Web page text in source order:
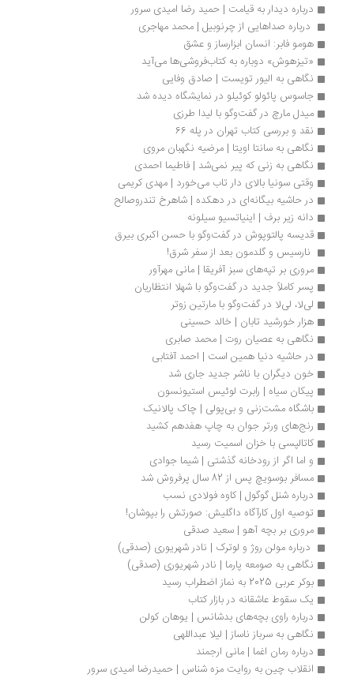
درباره دیدار به قیامت | حمید رضا امیدی سرور
درباره صداهایی از چرنوبیل | محمد مهاجری
هومو فابر: انسان ابزارساز و عشق
«تیزهوش» دوباره به کتاب‌فروشی‌ها می‌آید
نگاهی به الیور تویست | صادق وفایی
جاسوس پائولو کوئیلو در نمایشگاه دیده شد
میدل مارچ در گفت‌وگو با لیدا طرزی
نقد و بررسی کتاب تهران در پله 66
نگاهی به سانتا اویتا | مرضیه نگهبان مروی
نگاهی به زنی که پیر نمی‌شد | فاطیما احمدی
وقتی سونیا بالای‌ دار تاب می‌خورد | مهدی کریمی
در حاشیه بیگانه‌ای در دهکده | شاهرخ تندروصالح
دانه زیر برف | اینیاتسیو سیلونه
قدیسه پالتوپوش در گفت‌وگو با حسن اکبری بیرق
نارسیس و گلدمون بعد از سفر شرق!
مروری بر تپه‌های سبز آفریقا | مانی مهرآور
پسر کاملاً جدید در گفت‌وگو با شهلا انتظاریان
لی‌لا، لی‌لا در گفت‌وگو با مارتین زوتر
هزار خورشید تابان | خالد حسینی
نگاهی به عصیان روت | محمد صابری
در حاشیه دنیا همین است | احمد آفتابی
خون دیگران با ناشر جدید جاری شد
پیکان سیاه | رابرت لوئیس استیونسون
باشگاه مشت‌زنی و بی‌پولی | چاک پالانیک
رنج‌های ورتر جوان به چاپ هفدهم کشید
کاتالپسی با خزان اسمیت رسید
و اما اگر از رودخانه گذشتی | شیما جوادی
مسافر بوسویچ پس از 82 سال پرفروش شد
درباره شنل گوگول | کاوه فولادی نسب
توصیه اول کارآگاه داگلیش: صورتش را بپوشان!
مروری بر بچه آهو | سعید صدقی
درباره مولن روژ و لوترک | نادر شهریوری (صدقی)
نگاهی به صومعه پارما | نادر شهریوری (صدقی)
بوکر عربی 2025 به نماز اضطراب رسید
یک سقوط عاشقانه در بازار کتاب
درباره راوی بچه‌های بدشانس | یوهان کولن
نگاهی به سرباز ناساز | لیلا عبداللهی
درباره رمان اغما | مانی ارجمند
انقلاب چین به روایت مزه شناس | حمیدرضا امیدی سرور